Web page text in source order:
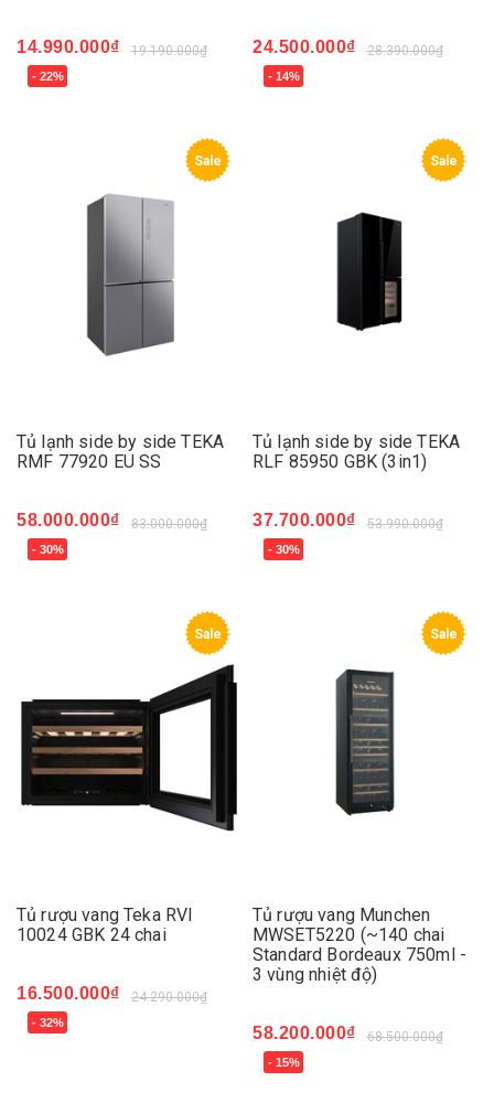
14.990.000₫ 19.190.000₫
- 22%
24.500.000₫ 28.390.000₫
- 14%
Sale
Tủ lạnh side by side TEKA
RMF 77920 EU SS
58.000.000₫ 83.000.000₫
- 30%
Sale
Tủ lạnh side by side TEKA
RLF 85950 GBK (3in1)
37.700.000₫ 53.990.000₫
- 30%
Sale
Tủ rượu vang Teka RVI
10024 GBK 24 chai
16.500.000₫ 24.290.000₫
- 32%
Sale
Tủ rượu vang Munchen
MWSET5220 (~140 chai
Standard Bordeaux 750ml -
3 vùng nhiệt độ)
58.200.000₫ 68.500.000₫
- 15%